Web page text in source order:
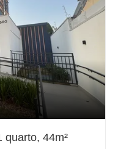
quarto, 44m²